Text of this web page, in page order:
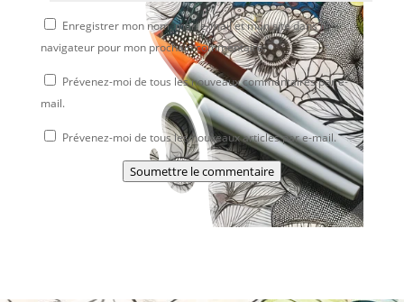
Enregistrer mon nom, mon e-mail et mon site dans le
navigateur pour mon prochain commentaire.
Prévenez-moi de tous les nouveaux commentaires par e-
mail.
Prévenez-moi de tous les nouveaux articles par e-mail.
Soumettre le commentaire